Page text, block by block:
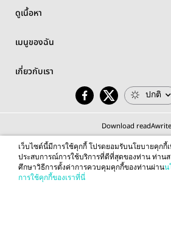
ดูเนื้อหา
เมนูของฉัน
เกี่ยวกับเรา
ปกติ
Download readAwrite
© 2026 readAwrite.com by MEB Corporation
This site is protected by reCAPTCHA and the Google
เว็บไซต์นี้มีการใช้คุกกี้ โปรดยอมรับนโยบายคุกกี้
ประสบการณ์การใช้บริการที่ดีที่สุดของท่าน ท่าน
ศึกษาวิธีการตั้งค่าการควบคุมคุกกี้ของท่านผ่านน
การใช้คุกกี้ของเราที่นี่